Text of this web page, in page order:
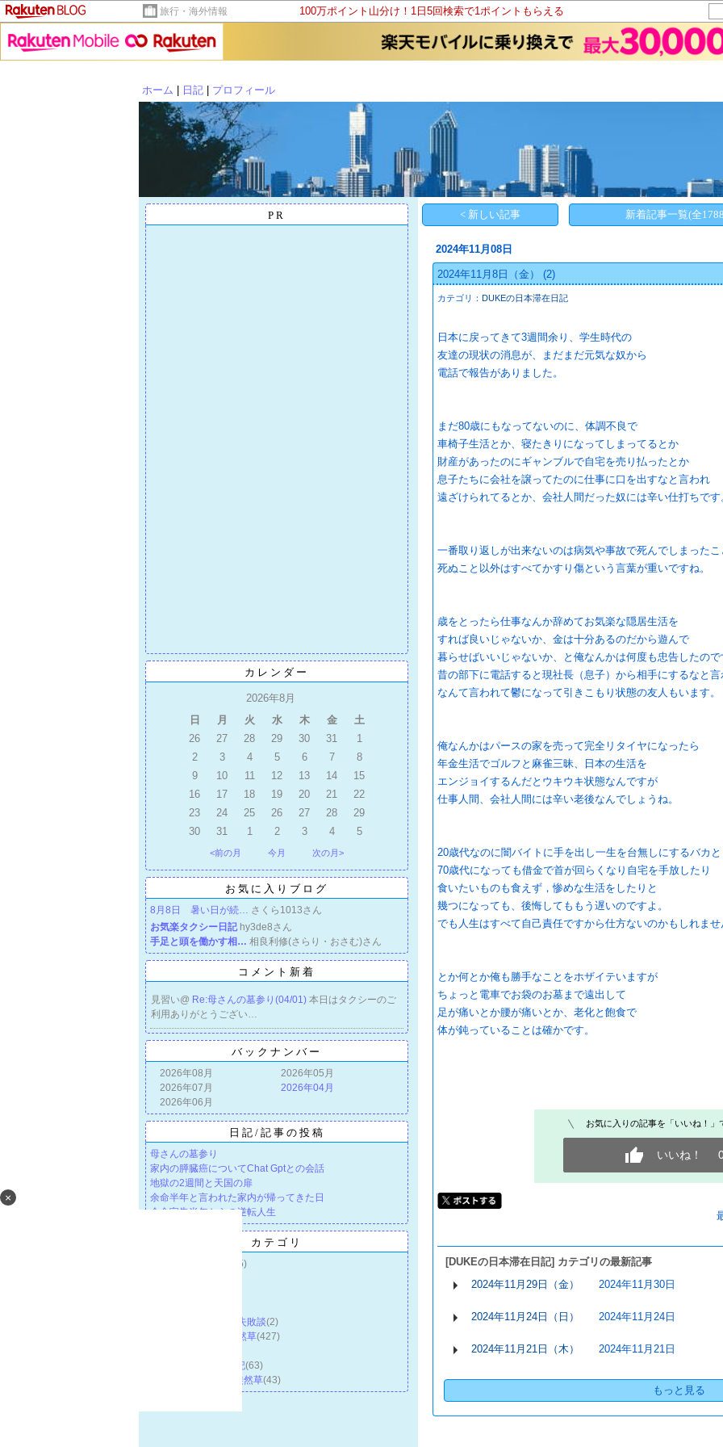
旅行・海外情報 100万ポイント山分け！1日5回検索で1ポイントもらえる
ホーム 日記 プロフィール
PR
×
カレンダー
2026年8月
日
月 火 水 木 金
土
26
27 28 29 30 31
1
2
3 4 5 6 7
8
9
10 11 12 13 14
15
16
17 18 19 20 21
22
23
24 25 26 27 28
29
30
31 1 2 3 4 5
<前の月 今月 次の月>
お気に入りブログ
8月8日 暑い日が続… さくら1013さん
お気楽タクシー日記hy3de8さん
手足と頭を働かす相… 相良利修(さらり・おさむ)さん
コメント新着
見習い@ Re:母さんの墓参り(04/01) 本日はタクシーのご
利用ありがとうござい…
バックナンバー
2026年08月
2026年07月
2026年06月
2026年05月
2026年04月
日記/記事の投稿
母さんの墓参り
家内の膵臓癌についてChat Gptとの会話
地獄の2週間と天国の扉
余命半年と言われた家内が帰ってきた日
余命宣告半年からの逆転人生
カテゴリ
(1205)
デュークのビジネス失敗談(2)
デュークのパース徒然草(427)
DUKEの日本滞在日記(63)
Dukeの日本帰国後 徒然草(43)
< 新しい記事 新着記事一覧(全
2024年11月08日
2024年11月8日（金） (2)
カテゴリ：DUKEの日本滞在日記
日本に戻ってきて3週間余り、学生時代の
友達の現状の消息が、まだまだ元気な奴から
電話で報告がありました。
まだ80歳にもなってないのに、体調不良で
車椅子生活とか、寝たきりになってしまってるとか
財産があったのにギャンブルで自宅を売り払ったとか
息子たちに会社を譲ってたのに仕事に口を出すなと言われ
遠ざけられてるとか、会社人間だった奴には辛い仕打ちです
一番取り返しが出来ないのは病気や事故で死んでしまった
死ぬこと以外はすべてかすり傷という言葉が重いですね。
歳をとったら仕事なんか辞めてお気楽な隠居生活を
すれば良いじゃないか、金は十分あるのだから遊んで
暮らせばいいじゃないか、と俺なんかは何度も忠告したので
昔の部下に電話すると現社長（息子）から相手にするなと
なんて言われて鬱になって引きこもり状態の友人もいます。
俺なんかはパースの家を売って完全リタイヤになったら
年金生活でゴルフと麻雀三昧、日本の生活を
エンジョイするんだとウキウキ状態なんですが
仕事人間、会社人間には辛い老後なんでしょうね。
20歳代なのに闇バイトに手を出し一生を台無しにするバカと
70歳代になっても借金で首が回らくなり自宅を手放したり
食いたいものも食えず，惨めな生活をしたりと
幾つになっても、後悔してももう遅いのですよ。
でも人生はすべて自己責任ですから仕方ないのかもしれませ
とか何とか俺も勝手なことをホザイテいますが
ちょっと電車でお袋のお墓まで遠出して
足が痛いとか腰が痛いとか、老化と飽食で
体が鈍っていることは確かです。
お気に入りの記事を「いいね！」
いいね！
[DUKEの日本滞在日記] カテゴリの最新記事
2024年11月29日（金）
2024年11月30日
2024年11月24日（日） 2024年11月24日
2024年11月21日（木） 2024年11月21日
もっと見る